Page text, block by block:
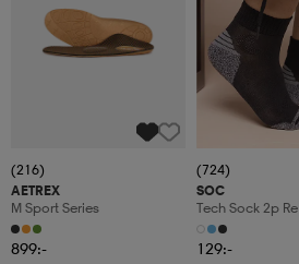
(216)
AETREX
M Sport Series
899:-
(724)
SOC
Tech Sock 2p Re
129:-